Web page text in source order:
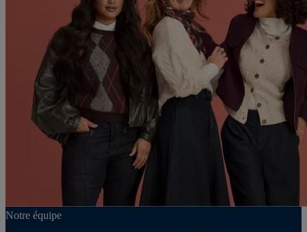
Notre équipe